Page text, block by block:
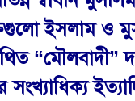
ইসলাম
“মৌলবাদী”
সংখ্যাধিক্য